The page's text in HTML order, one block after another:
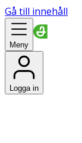
Gå till innehåll
Meny
Logga in